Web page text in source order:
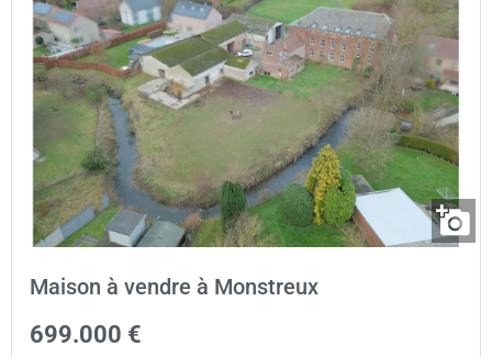
Maison à vendre à Monstreux
699.000 €